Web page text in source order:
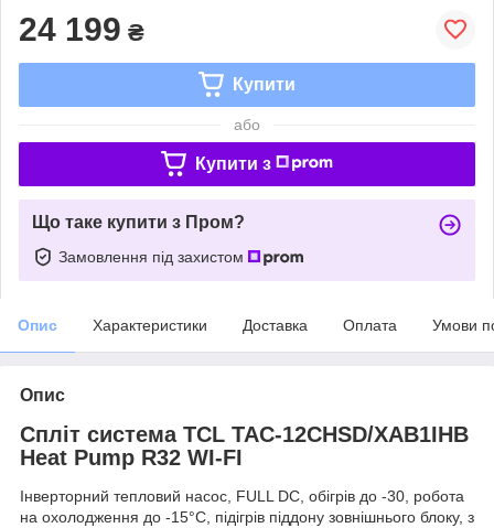
24 199 ₴
Купити
або
Купити з
Що таке купити з Пром?
Замовлення під захистом
Опис Характеристики Доставка Оплата Умови
Опис
Спліт система TCL TAC-12CHSD/XAB1IHB
Heat Pump R32 WI-FI
Інверторний тепловий насос, FULL DC, обігрів до -30, робота
на охолодження до -15°C, підігрів піддону зовнішнього блоку, з